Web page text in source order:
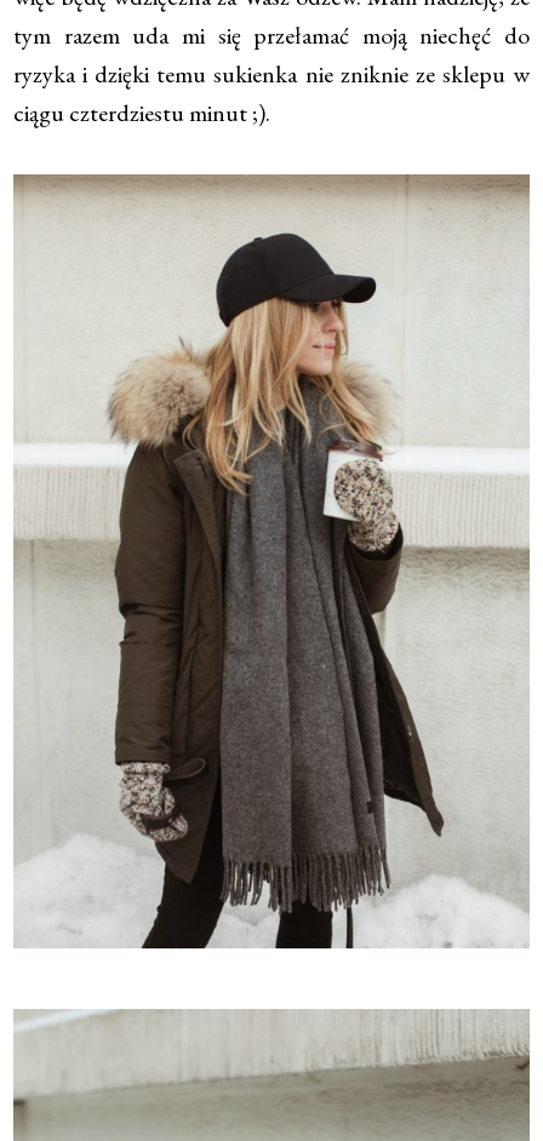
tym razem uda mi się przełamać moją niechęć do
ryzyka i dzięki temu sukienka nie zniknie ze sklepu w
ciągu czterdziestu minut ;).